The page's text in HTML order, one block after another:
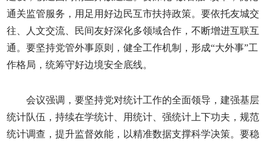
通关监管服务，用足用好边民互市扶持政策。要依托友城交
往、人文交流、民间友好深化多领域合作，不断增进互联互
通。要坚持党管外事原则，健全工作机制，形成“大外事”工
作格局，统筹守好边境安全底线。
会议强调，要坚持党对统计工作的全面领导，建强基层
统计队伍，持续在学统计、用统计、强统计上下功夫，规范
统计调查，提升监督效能，以精准数据支撑科学决策。要稳